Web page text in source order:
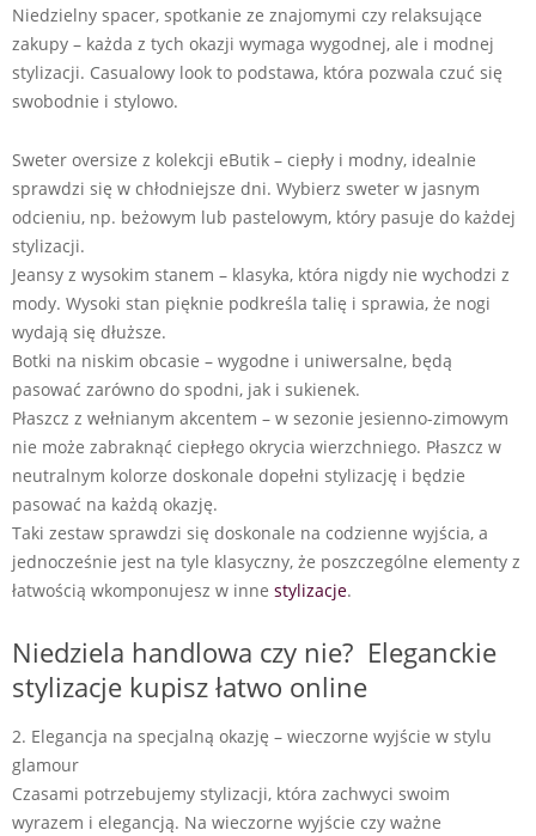
Niedzielny spacer, spotkanie ze znajomymi czy relaksujące
zakupy – każda z tych okazji wymaga wygodnej, ale i modnej
stylizacji. Casualowy look to podstawa, która pozwala czuć się
swobodnie i stylowo.
Sweter oversize z kolekcji eButik – ciepły i modny, idealnie
sprawdzi się w chłodniejsze dni. Wybierz sweter w jasnym
odcieniu, np. beżowym lub pastelowym, który pasuje do każdej
stylizacji.
Jeansy z wysokim stanem – klasyka, która nigdy nie wychodzi z
mody. Wysoki stan pięknie podkreśla talię i sprawia, że nogi
wydają się dłuższe.
Botki na niskim obcasie – wygodne i uniwersalne, będą
pasować zarówno do spodni, jak i sukienek.
Płaszcz z wełnianym akcentem – w sezonie jesienno-zimowym
nie może zabraknąć ciepłego okrycia wierzchniego. Płaszcz w
neutralnym kolorze doskonale dopełni stylizację i będzie
pasować na każdą okazję.
Taki zestaw sprawdzi się doskonale na codzienne wyjścia, a
jednocześnie jest na tyle klasyczny, że poszczególne elementy z
łatwością wkomponujesz w inne stylizacje.
Niedziela handlowa czy nie? Eleganckie
stylizacje kupisz łatwo online
2. Elegancja na specjalną okazję – wieczorne wyjście w stylu
glamour
Czasami potrzebujemy stylizacji, która zachwyci swoim
wyrazem i elegancją. Na wieczorne wyjście czy ważne